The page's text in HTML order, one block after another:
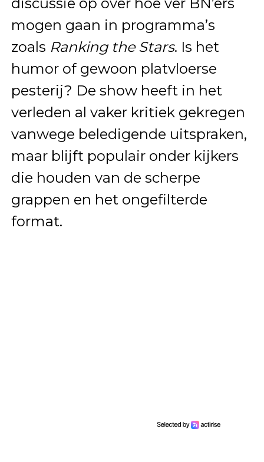
mogen gaan in programma’s
zoals Ranking the Stars. Is het
humor of gewoon platvloerse
pesterij? De show heeft in het
verleden al vaker kritiek gekregen
vanwege beledigende uitspraken,
maar blijft populair onder kijkers
die houden van de scherpe
grappen en het ongefilterde
format.